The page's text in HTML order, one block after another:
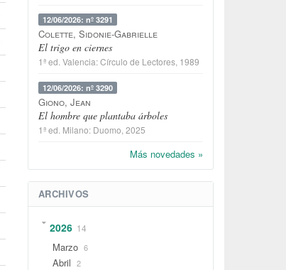
12/06/2026: nº 3291
Colette, Sidonie-Gabrielle
El trigo en ciernes
1ª ed. Valencia:Círculo de Lectores, 1989
12/06/2026: nº 3290
Giono, Jean
El hombre que plantaba árboles
1ª ed. Milano: Duomo , 2025
Más novedades »
ARCHIVOS
2026 14
Marzo 6
Abril 2